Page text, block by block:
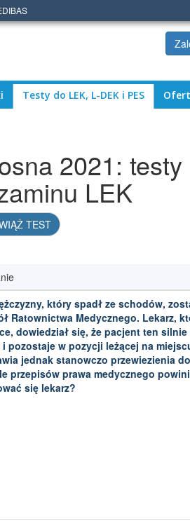
Testy do LEK, L-DEK i PES
2021:
LEK
TEST
który spadł ze schodów,
Ratownictwa Medycznego. Lekarz,
dowiedział się, że pacjent ten silnie
pozostaje w pozycji leżącej na
jednak stanowczo przewiezienia
przepisów prawa medycznego
się lekarz?